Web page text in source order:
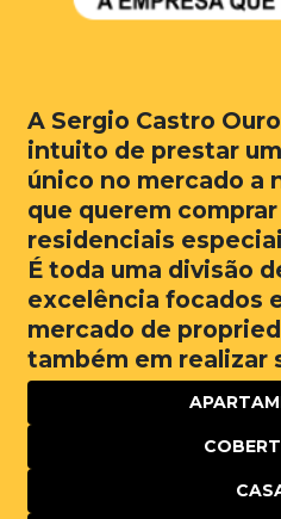
A Sergio Castro
intuito de prestar
único no mercado a
que querem
residenciais
É toda uma divisão
excelência focados
mercado de
também em realizar